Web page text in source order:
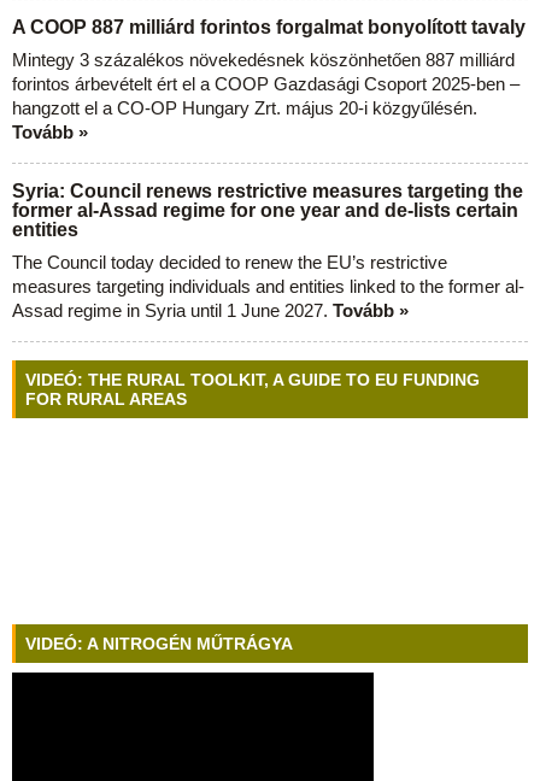
A COOP 887 milliárd forintos forgalmat bonyolított tavaly
Mintegy 3 százalékos növekedésnek köszönhetően 887 milliárd
forintos árbevételt ért el a COOP Gazdasági Csoport 2025-ben –
hangzott el a CO-OP Hungary Zrt. május 20-i közgyűlésén.
Tovább »
Syria: Council renews restrictive measures targeting the
former al-Assad regime for one year and de-lists certain
entities
The Council today decided to renew the EU’s restrictive
measures targeting individuals and entities linked to the former al-
Assad regime in Syria until 1 June 2027. Tovább »
VIDEÓ: THE RURAL TOOLKIT, A GUIDE TO EU FUNDING
FOR RURAL AREAS
VIDEÓ: A NITROGÉN MŰTRÁGYA